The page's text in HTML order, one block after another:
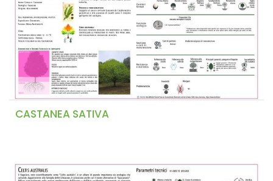
CASTANEA SATIVA